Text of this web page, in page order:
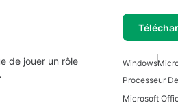
de jouer un rôle
Windows
Processeur
Microsoft